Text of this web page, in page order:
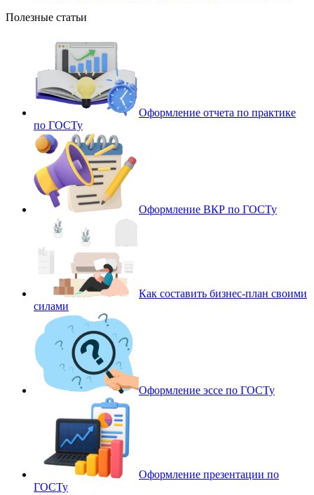
Полезные статьи
Оформление отчета по практике
по ГОСТу
Оформление ВКР по ГОСТу
Как составить бизнес-план своими
силами
Оформление эссе по ГОСТу
Оформление презентации по
ГОСТу